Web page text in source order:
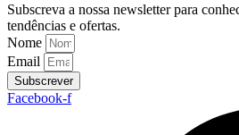
Subscreva a nossa newsletter para
tendências e ofertas.
Nome
Email
Subscrever
Facebook-f